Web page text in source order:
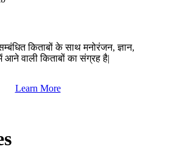
किताबों के साथ मनोरंजन, ज्ञान,
आने वाली किताबों का संग्रह है|
Learn More